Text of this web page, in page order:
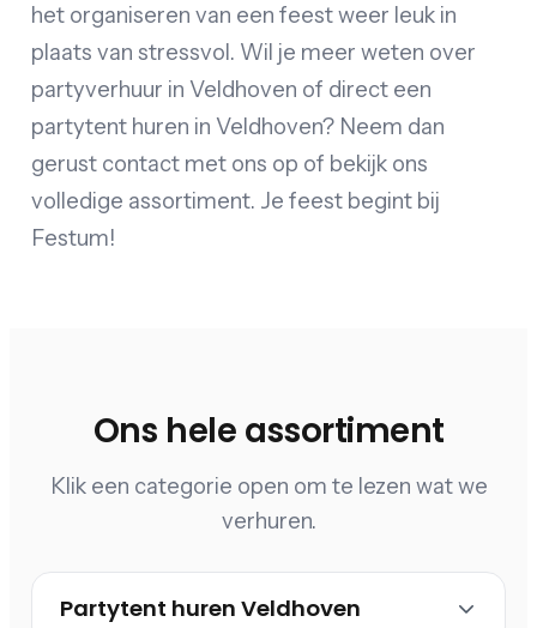
het organiseren van een feest weer leuk in
plaats van stressvol. Wil je meer weten over
partyverhuur in Veldhoven of direct een
partytent huren in Veldhoven? Neem dan
gerust contact met ons op of bekijk ons
volledige assortiment. Je feest begint bij
Festum!
Ons hele assortiment
Klik een categorie open om te lezen wat we
verhuren.
Partytent huren Veldhoven